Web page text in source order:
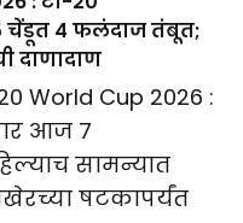
चेंडूत 4 फलंदाज तंबूत;
दाणादाण
World Cup 2026 :
आज 7
सामन्यात
षटकापर्यंत